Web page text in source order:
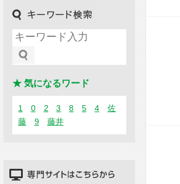
★ 気になるワード
1 0 2 3 8 5 4
佐
藤
9 藤井